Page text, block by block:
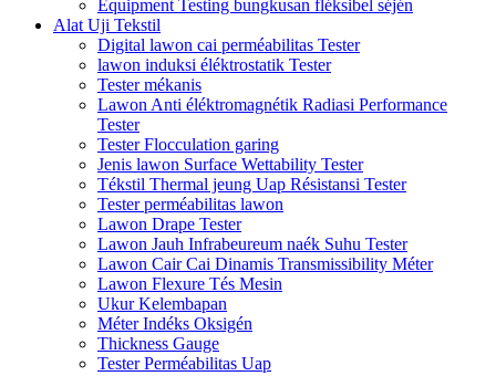
Equipment Testing bungkusan fléksibel séjén
Alat Uji Tekstil
Digital lawon cai perméabilitas Tester
lawon induksi éléktrostatik Tester
Tester mékanis
Lawon Anti éléktromagnétik Radiasi Performance
Tester
Tester Flocculation garing
Jenis lawon Surface Wettability Tester
Tékstil Thermal jeung Uap Résistansi Tester
Tester perméabilitas lawon
Lawon Drape Tester
Lawon Jauh Infrabeureum naék Suhu Tester
Lawon Cair Cai Dinamis Transmissibility Méter
Lawon Flexure Tés Mesin
Ukur Kelembapan
Méter Indéks Oksigén
Thickness Gauge
Tester Perméabilitas Uap